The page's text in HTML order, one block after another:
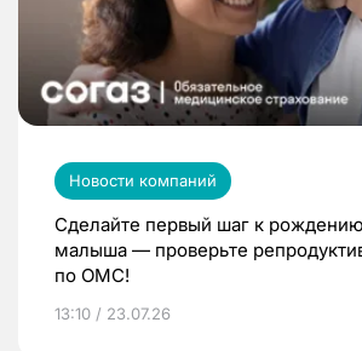
Новости компаний
Сделайте первый шаг к
малыша — проверьте
по ОМС!
13:10 / 23.07.26